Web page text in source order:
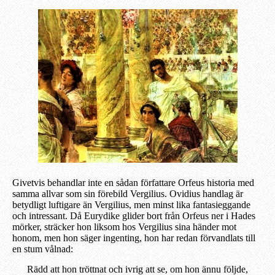
Givetvis behandlar inte en sådan författare Orfeus historia med
samma allvar som sin förebild Vergilius. Ovidius handlag är
betydligt luftigare än Vergilius, men minst lika fantasieggande
och intressant. Då Eurydike glider bort från Orfeus ner i Hades
mörker, sträcker hon liksom hos Vergilius sina händer mot
honom, men hon säger ingenting, hon har redan förvandlats till
en stum vålnad:
Rädd att hon tröttnat och ivrig att se, om hon ännu följde,